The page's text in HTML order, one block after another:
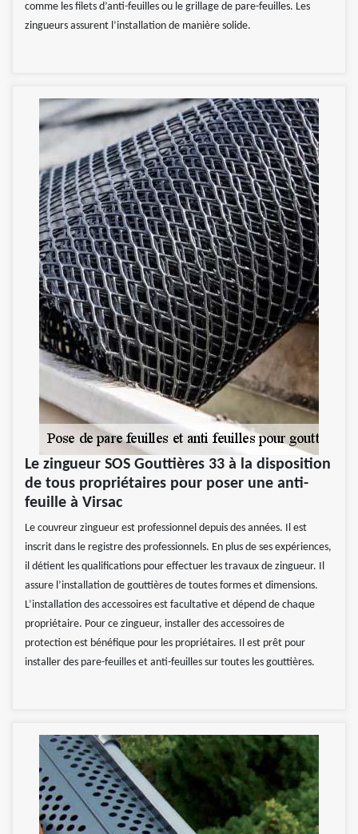
comme les filets d’anti-feuilles ou le grillage de pare-feuilles. Les
zingueurs assurent l’installation de manière solide.
Le zingueur SOS Gouttières 33 à la disposition
de tous propriétaires pour poser une anti-
feuille à Virsac
Le couvreur zingueur est professionnel depuis des années. Il est
inscrit dans le registre des professionnels. En plus de ses expériences,
il détient les qualifications pour effectuer les travaux de zingueur. Il
assure l’installation de gouttières de toutes formes et dimensions.
L’installation des accessoires est facultative et dépend de chaque
propriétaire. Pour ce zingueur, installer des accessoires de
protection est bénéfique pour les propriétaires. Il est prêt pour
installer des pare-feuilles et anti-feuilles sur toutes les gouttières.